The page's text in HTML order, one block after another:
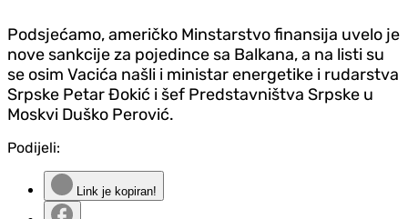
Podsjećamo, američko Minstarstvo finansija uvelo je
nove sankcije za pojedince sa Balkana, a na listi su
se osim Vacića našli i ministar energetike i rudarstva
Srpske Petar Đokić i šef Predstavništva Srpske u
Moskvi Duško Perović.
Podijeli:
Link je kopiran!